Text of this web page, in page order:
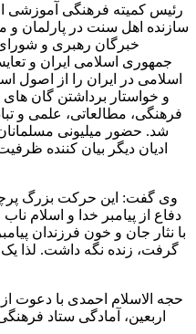
رئیس کمیته فرهنگی آموزشی
سازنده اهل سنت در پارلمان و
خبرگان رهبری و شورای
جمهوری اسلامی ایران و
اسلامی در ایران را از اصول
و خواستار برداشتن گان های
فرهنگی، مطالعاتی، علمی و
شد. حضور میلیونی
ادیان دیگر بیان کننده
وی گفت: این حرکت بزرگ
دفاع از پیامبر خدا و اسلام
با نثار جان و خون فرزندان
گرفت، زنده نگه داشت. لذا
حجه الاسلام احمدی با دعوت
اربعین، آمادگی ستاد